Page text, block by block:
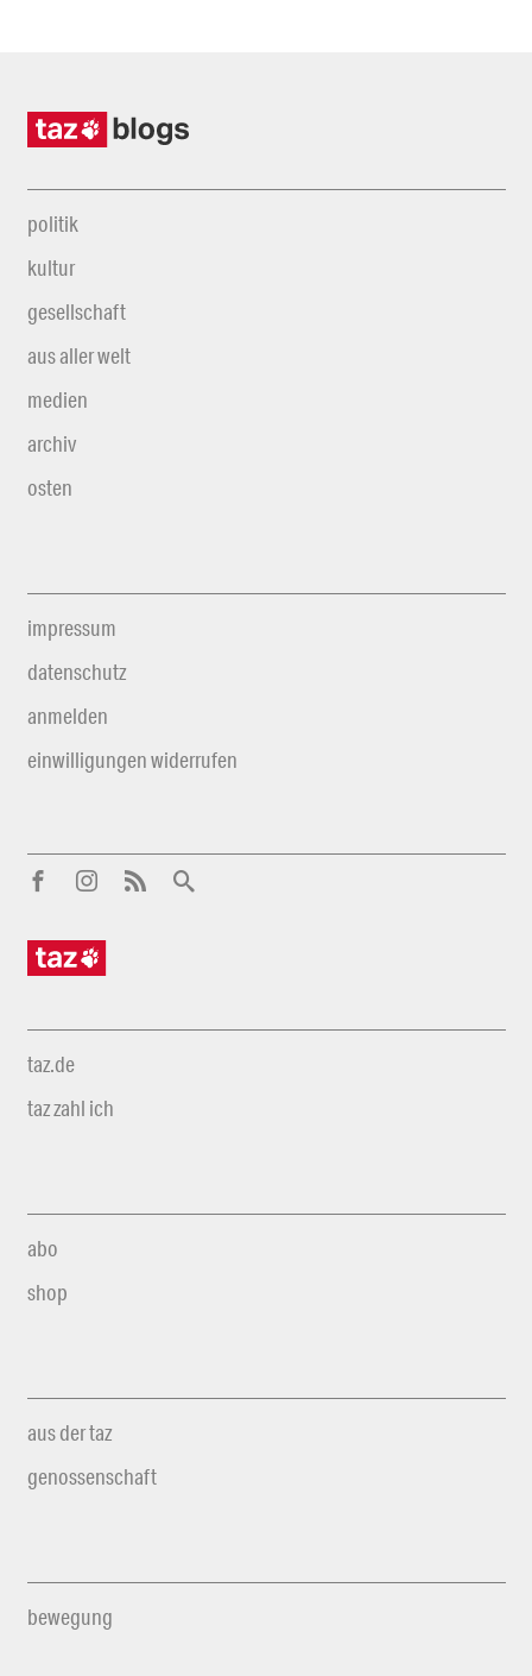
politik
kultur
gesellschaft
aus aller welt
medien
archiv
osten
impressum
datenschutz
anmelden
einwilligungen widerrufen
taz.de
taz zahl ich
abo
shop
aus der taz
genossenschaft
bewegung